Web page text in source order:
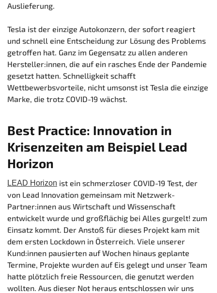
Auslieferung.
Tesla ist der einzige Autokonzern, der sofort reagiert
und schnell eine Entscheidung zur Lösung des Problems
getroffen hat. Ganz im Gegensatz zu allen anderen
Hersteller:innen, die auf ein rasches Ende der Pandemie
gesetzt hatten. Schnelligkeit schafft
Wettbewerbsvorteile, nicht umsonst ist Tesla die einzige
Marke, die trotz COVID-19 wächst.
Best Practice: Innovation in
Krisenzeiten am Beispiel Lead
Horizon
LEAD Horizon ist ein schmerzloser COVID-19 Test, der
von Lead Innovation gemeinsam mit Netzwerk-
Partner:innen aus Wirtschaft und Wissenschaft
entwickelt wurde und großflächig bei Alles gurgelt! zum
Einsatz kommt. Der Anstoß für dieses Projekt kam mit
dem ersten Lockdown in Österreich. Viele unserer
Kund:innen pausierten auf Wochen hinaus geplante
Termine, Projekte wurden auf Eis gelegt und unser Team
hatte plötzlich freie Ressourcen, die genutzt werden
wollten. Aus dieser Not heraus entschlossen wir uns